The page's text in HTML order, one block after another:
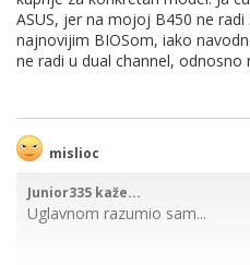
mogucnost flashanja bez
ASUS, jer na mojoj B450 ne
najnovijim BIOSom, iako
ne radi u dual channel,
mislioc
Junior335 kaže...
Uglavnom razumio sam...